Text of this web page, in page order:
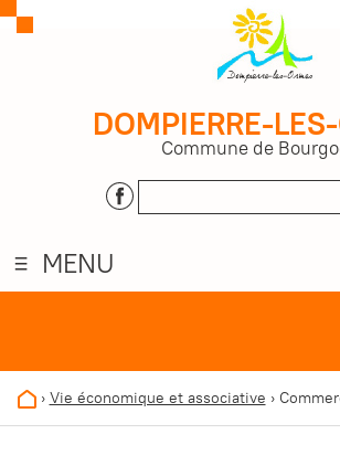
DOMPIERRE-
Commune de
MENU
› Vie économique et associative ›